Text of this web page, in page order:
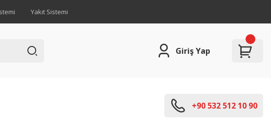
Yakıt Sistemi
Giriş Yap
+90 532 512 10 90